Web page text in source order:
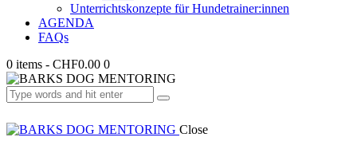
Unterrichtskonzepte für Hundetrainer:innen
AGENDA
FAQs
0 items - CHF0.00 0
Close